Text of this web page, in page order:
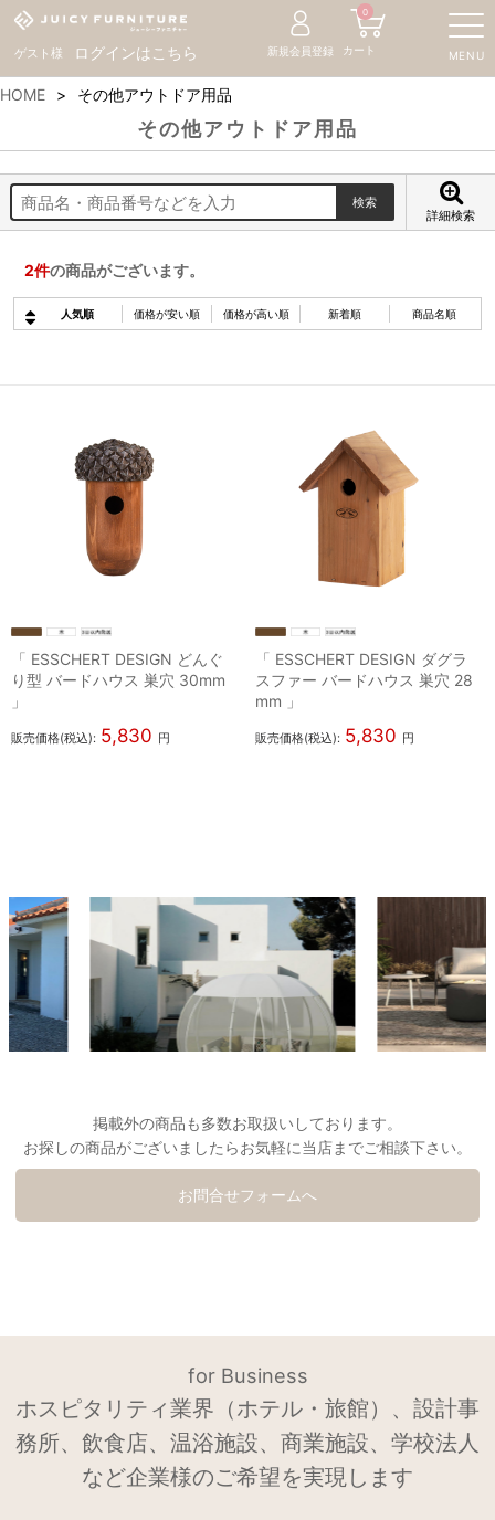
ゲスト様 ログインはこちら MENU
新規会員登録 カート
0
HOME その他アウトドア用品
その他アウトドア用品
詳細検索
2件の商品がございます。
人気順 価格が安い順 価格が高い順 新着順 商品名順
「 ESSCHERT DESIGN どんぐ
り型 バードハウス 巣穴 30mm
」
販売価格(税込): 5,830 円
「 ESSCHERT DESIGN ダグラ
スファー バードハウス 巣穴 28
mm 」
販売価格(税込): 5,830 円
掲載外の商品も多数お取扱いしております。
お探しの商品がございましたらお気軽に当店までご相談下さい。
お問合せフォームへ
for Business
ホスピタリティ業界（ホテル・旅館）、設計事
務所、飲食店、温浴施設、商業施設、学校法人
など企業様のご希望を実現します